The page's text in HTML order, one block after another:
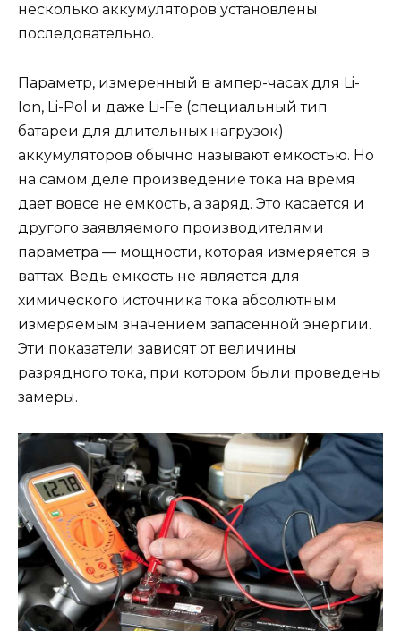
несколько аккумуляторов установлены
последовательно.
Параметр, измеренный в ампер-часах для Li-
Ion, Li-Pol и даже Li-Fe (специальный тип
батареи для длительных нагрузок)
аккумуляторов обычно называют емкостью. Но
на самом деле произведение тока на время
дает вовсе не емкость, а заряд. Это касается и
другого заявляемого производителями
параметра — мощности, которая измеряется в
ваттах. Ведь емкость не является для
химического источника тока абсолютным
измеряемым значением запасенной энергии.
Эти показатели зависят от величины
разрядного тока, при котором были проведены
замеры.